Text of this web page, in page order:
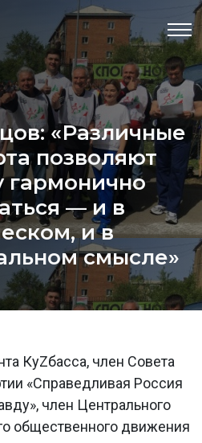
«Различные
позволяют
гармонично
— и в
и в
смысле»
КуZбасса, член Совета
«Справедливая Россия
член Центрального
общественного движения